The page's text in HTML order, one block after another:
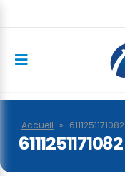
Accueil » 6111251171082
6111251171082